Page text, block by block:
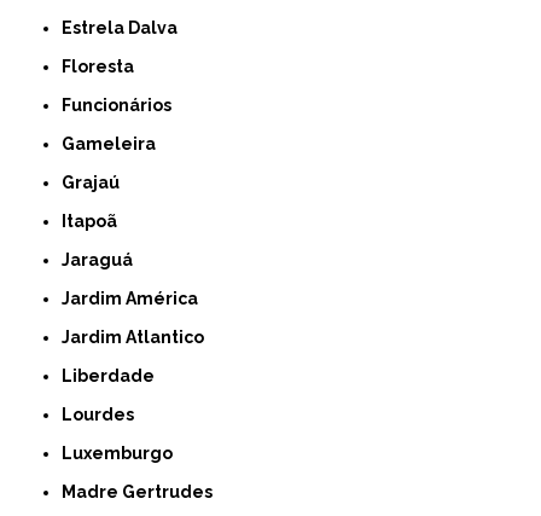
Estrela Dalva
Floresta
Funcionários
Gameleira
Grajaú
Itapoã
Jaraguá
Jardim América
Jardim Atlantico
Liberdade
Lourdes
Luxemburgo
Madre Gertrudes